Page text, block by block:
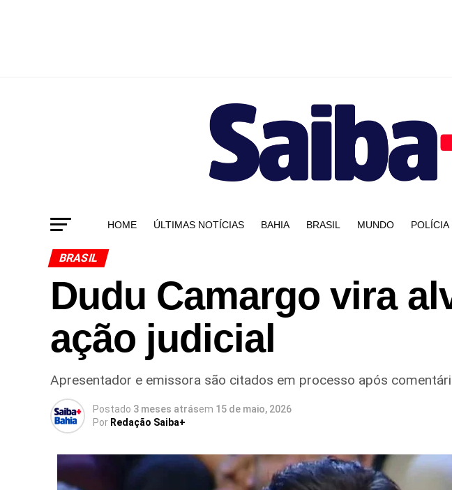
HOME ÚLTIMAS NOTÍCIAS BAHIA BRASIL MUNDO POLÍCIA
BRASIL
Dudu Camargo vira
ação judicial
Apresentador e emissora são citados em processo após
Postado 3 meses atrásem 15 de maio, 2026
Por Redação Saiba+